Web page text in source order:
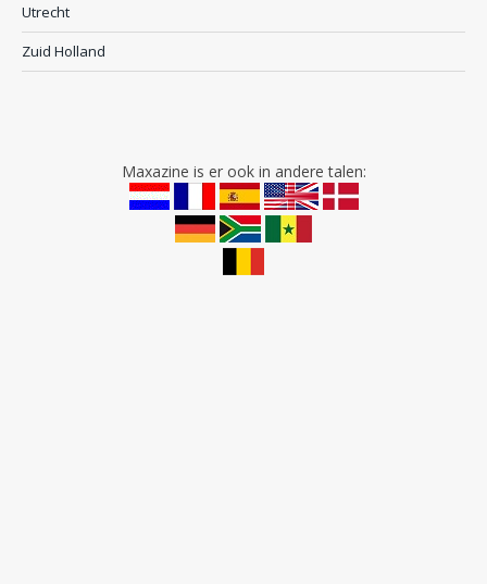
Utrecht
Zuid Holland
Maxazine is er ook in andere talen: